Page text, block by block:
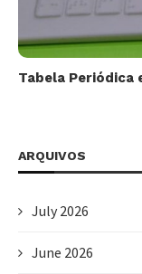
Tabela Periódica
ARQUIVOS
July 2026
June 2026